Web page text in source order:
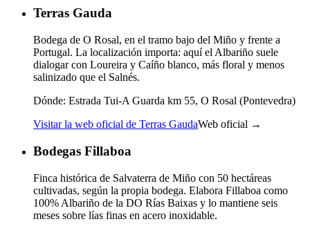
Terras Gauda
Bodega de O Rosal, en el tramo bajo del Miño y frente a
Portugal. La localización importa: aquí el Albariño suele
dialogar con Loureira y Caíño blanco, más floral y menos
salinizado que el Salnés.
Dónde: Estrada Tui-A Guarda km 55, O Rosal (Pontevedra)
Visitar la web oficial de Terras GaudaWeb oficial →
Bodegas Fillaboa
Finca histórica de Salvaterra de Miño con 50 hectáreas
cultivadas, según la propia bodega. Elabora Fillaboa como
100% Albariño de la DO Rías Baixas y lo mantiene seis
meses sobre lías finas en acero inoxidable.